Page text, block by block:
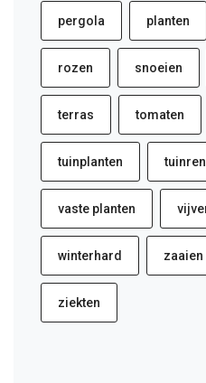
pergola planten
rozen snoeien
terras tomaten
tuinplanten
vaste planten
winterhard zaaien
ziekten